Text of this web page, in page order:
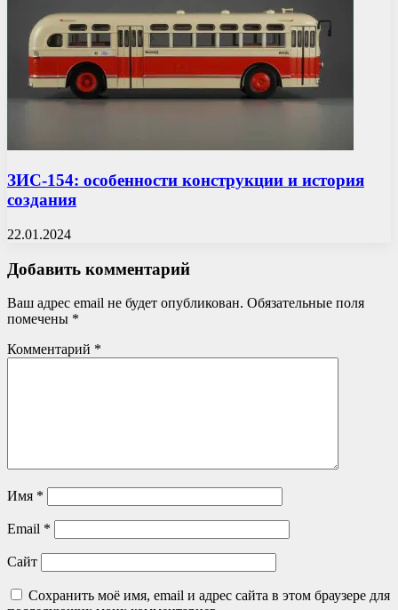
ЗИС-154: особенности конструкции и история
создания
22.01.2024
Добавить комментарий
Ваш адрес email не будет опубликован. Обязательные поля
помечены *
Комментарий *
Имя *
Email *
Сайт
Сохранить моё имя, email и адрес сайта в этом браузере для